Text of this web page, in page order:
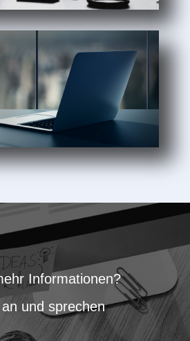
Informationen?
und sprechen